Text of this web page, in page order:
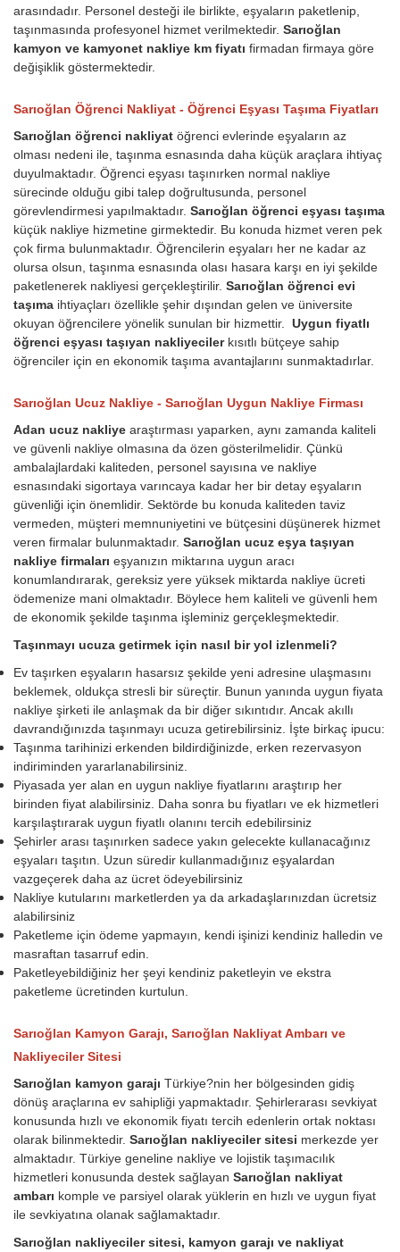
arasındadır. Personel desteği ile birlikte, eşyaların paketlenip,
taşınmasında profesyonel hizmet verilmektedir. Sarıoğlan
kamyon ve kamyonet nakliye km fiyatı firmadan firmaya göre
değişiklik göstermektedir.
Sarıoğlan Öğrenci Nakliyat - Öğrenci Eşyası Taşıma Fiyatları
Sarıoğlan öğrenci nakliyat öğrenci evlerinde eşyaların az
olması nedeni ile, taşınma esnasında daha küçük araçlara ihtiyaç
duyulmaktadır. Öğrenci eşyası taşınırken normal nakliye
sürecinde olduğu gibi talep doğrultusunda, personel
görevlendirmesi yapılmaktadır. Sarıoğlan öğrenci eşyası taşıma
küçük nakliye hizmetine girmektedir. Bu konuda hizmet veren pek
çok firma bulunmaktadır. Öğrencilerin eşyaları her ne kadar az
olursa olsun, taşınma esnasında olası hasara karşı en iyi şekilde
paketlenerek nakliyesi gerçekleştirilir. Sarıoğlan öğrenci evi
taşıma ihtiyaçları özellikle şehir dışından gelen ve üniversite
okuyan öğrencilere yönelik sunulan bir hizmettir. Uygun fiyatlı
öğrenci eşyası taşıyan nakliyeciler kısıtlı bütçeye sahip
öğrenciler için en ekonomik taşıma avantajlarını sunmaktadırlar.
Sarıoğlan Ucuz Nakliye - Sarıoğlan Uygun Nakliye Firması
Adan ucuz nakliye araştırması yaparken, aynı zamanda kaliteli
ve güvenli nakliye olmasına da özen gösterilmelidir. Çünkü
ambalajlardaki kaliteden, personel sayısına ve nakliye
esnasındaki sigortaya varıncaya kadar her bir detay eşyaların
güvenliği için önemlidir. Sektörde bu konuda kaliteden taviz
vermeden, müşteri memnuniyetini ve bütçesini düşünerek hizmet
veren firmalar bulunmaktadır. Sarıoğlan ucuz eşya taşıyan
nakliye firmaları eşyanızın miktarına uygun aracı
konumlandırarak, gereksiz yere yüksek miktarda nakliye ücreti
ödemenize mani olmaktadır. Böylece hem kaliteli ve güvenli hem
de ekonomik şekilde taşınma işleminiz gerçekleşmektedir.
Taşınmayı ucuza getirmek için nasıl bir yol izlenmeli?
Ev taşırken eşyaların hasarsız şekilde yeni adresine ulaşmasını
beklemek, oldukça stresli bir süreçtir. Bunun yanında uygun fiyata
nakliye şirketi ile anlaşmak da bir diğer sıkıntıdır. Ancak akıllı
davrandığınızda taşınmayı ucuza getirebilirsiniz. İşte birkaç ipucu:
Taşınma tarihinizi erkenden bildirdiğinizde, erken rezervasyon
indiriminden yararlanabilirsiniz.
Piyasada yer alan en uygun nakliye fiyatlarını araştırıp her
birinden fiyat alabilirsiniz. Daha sonra bu fiyatları ve ek hizmetleri
karşılaştırarak uygun fiyatlı olanını tercih edebilirsiniz
Şehirler arası taşınırken sadece yakın gelecekte kullanacağınız
eşyaları taşıtın. Uzun süredir kullanmadığınız eşyalardan
vazgeçerek daha az ücret ödeyebilirsiniz
Nakliye kutularını marketlerden ya da arkadaşlarınızdan ücretsiz
alabilirsiniz
Paketleme için ödeme yapmayın, kendi işinizi kendiniz halledin ve
masraftan tasarruf edin.
Paketleyebildiğiniz her şeyi kendiniz paketleyin ve ekstra
paketleme ücretinden kurtulun.
Sarıoğlan Kamyon Garajı, Sarıoğlan Nakliyat Ambarı ve
Nakliyeciler Sitesi
Sarıoğlan kamyon garajı Türkiye?nin her bölgesinden gidiş
dönüş araçlarına ev sahipliği yapmaktadır. Şehirlerarası sevkiyat
konusunda hızlı ve ekonomik fiyatı tercih edenlerin ortak noktası
olarak bilinmektedir. Sarıoğlan nakliyeciler sitesi merkezde yer
almaktadır. Türkiye geneline nakliye ve lojistik taşımacılık
hizmetleri konusunda destek sağlayan Sarıoğlan nakliyat
ambarı komple ve parsiyel olarak yüklerin en hızlı ve uygun fiyat
ile sevkiyatına olanak sağlamaktadır.
Sarıoğlan nakliyeciler sitesi, kamyon garajı ve nakliyat